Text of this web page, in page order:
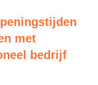
met
bedrijf